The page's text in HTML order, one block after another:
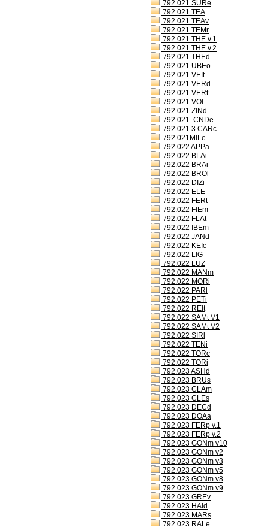
792.021 SURe
792.021 TEA
792.021 TEAv
792.021 TEMr
792.021 THE v.1
792.021 THE v.2
792.021 THEd
792.021 UBEo
792.021 VEIt
792.021 VERd
792.021 VERt
792.021 VOI
792.021 ZINd
792.021. CNDe
792.021.3 CARc
792.021MILe
792.022 APPa
792.022 BLAi
792.022 BRAi
792.022 BROl
792.022 DIZi
792.022 ELE
792.022 FERt
792.022 FIEm
792.022 FLAt
792.022 IBEm
792.022 JANd
792.022 KEIc
792.022 LIG
792.022 LUZ
792.022 MANm
792.022 MORi
792.022 PARl
792.022 PETi
792.022 REIt
792.022 SAMt V1
792.022 SAMt V2
792.022 SIRl
792.022 TENi
792.022 TORc
792.022 TORi
792.023 ASHd
792.023 BRUs
792.023 CLAm
792.023 CLEs
792.023 DECd
792.023 DOAa
792.023 FERp v.1
792.023 FERp v.2
792.023 GONm v10
792.023 GONm v2
792.023 GONm v3
792.023 GONm v5
792.023 GONm v8
792.023 GONm v9
792.023 GREv
792.023 HAId
792.023 MARs
792.023 RALe